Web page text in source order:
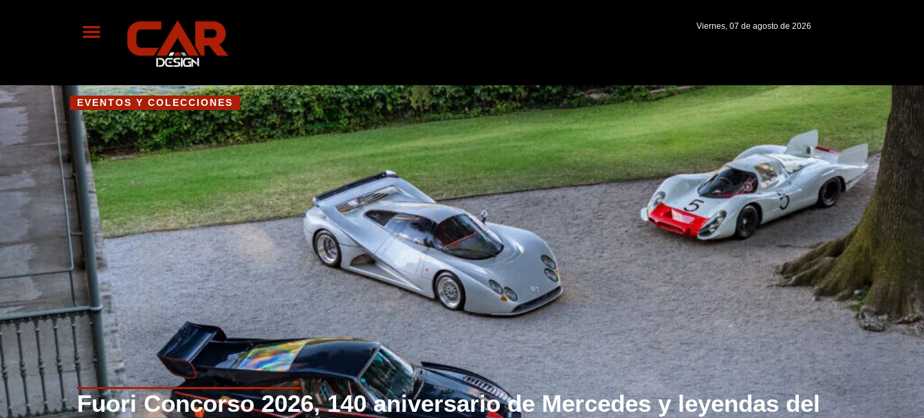
Viernes, 07 de agosto de 2026
EVENTOS Y COLECCIONES
Fuori Concorso 2026, 140 aniversario de Mercedes y leyendas del